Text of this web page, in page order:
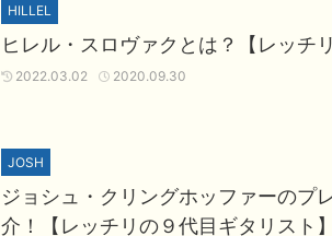
HILLEL
ヒレル・スロヴァクとは？【レッチ
2020.09.30
2022.03.02
JOSH
ジョシュ・クリングホッファーのプ
介！【レッチリの９代目ギタリスト】